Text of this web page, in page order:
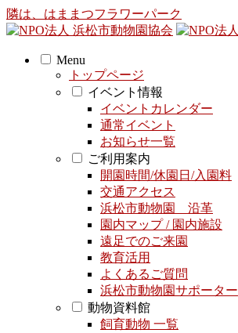
隣は、はままつフラワーパーク
Menu
トップページ
イベント情報
イベントカレンダー
通常イベント
お知らせ一覧
ご利用案内
開園時間/休園日/入園料
交通アクセス
浜松市動物園 沿革
園内マップ / 園内施設
遠足でのご来園
教育活用
よくあるご質問
浜松市動物園サポーター
動物資料館
飼育動物 一覧